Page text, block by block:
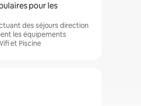
pour les
des séjours direction
les équipements
et Piscine